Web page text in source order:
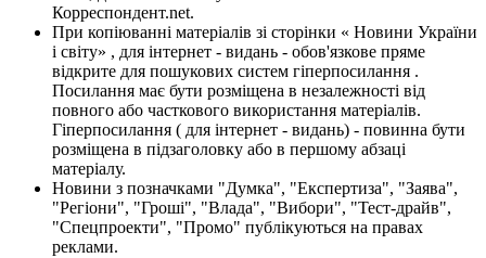
Корреспондент.net.
При копіюванні матеріалів зі сторінки « Новини України
і світу» , для інтернет - видань - обов'язкове пряме
відкрите для пошукових систем гіперпосилання .
Посилання має бути розміщена в незалежності від
повного або часткового використання матеріалів.
Гіперпосилання ( для інтернет - видань) - повинна бути
розміщена в підзаголовку або в першому абзаці
матеріалу.
Новини з позначками "Думка", "Експертиза", "Заява",
"Регіони", "Гроші", "Влада", "Вибори", "Тест-драйв",
"Спецпроекти", "Промо" публікуються на правах
реклами.